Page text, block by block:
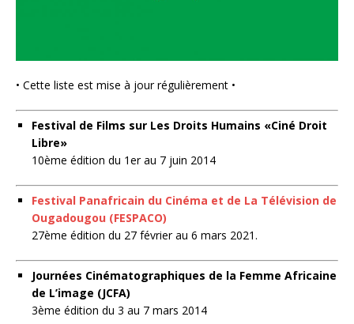
• Cette liste est mise à jour régulièrement •
Festival de Films sur Les Droits Humains «Ciné Droit
Libre»
10ème édition du 1er au 7 juin 2014
Festival Panafricain du Cinéma et de La Télévision de
Ougadougou (FESPACO)
27ème édition du 27 février au 6 mars 2021.
Journées Cinématographiques de la Femme Africaine
de L’image (JCFA)
3ème édition du 3 au 7 mars 2014